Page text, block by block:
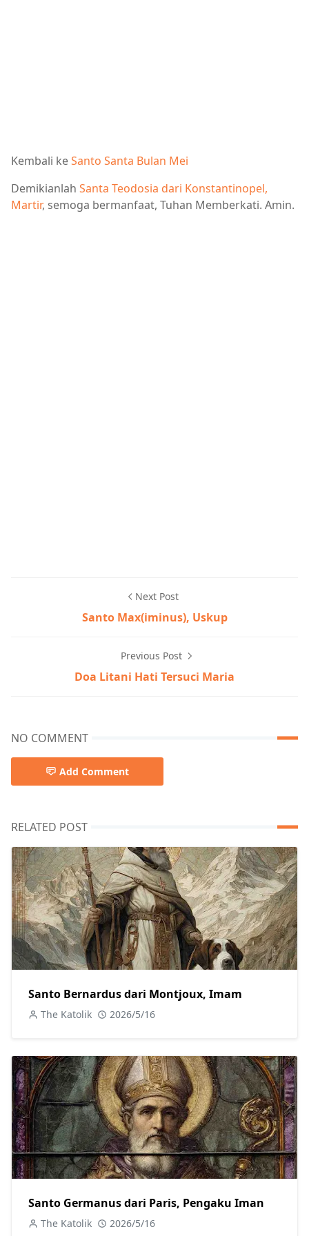
Kembali keSanto Santa Bulan Mei
Demikianlah Santa Teodosia dari Konstantinopel,
Martir, semoga bermanfaat, Tuhan Memberkati. Amin.
Next Post
Santo Max(iminus), Uskup
Previous Post
Doa Litani Hati Tersuci Maria
NO COMMENT
Add Comment
RELATED POST
Santo Bernardus dari Montjoux, Imam
The Katolik 2026/5/16
Santo Germanus dari Paris, Pengaku Iman
The Katolik 2026/5/16